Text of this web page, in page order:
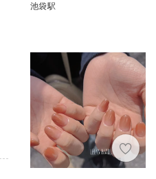
池袋駅